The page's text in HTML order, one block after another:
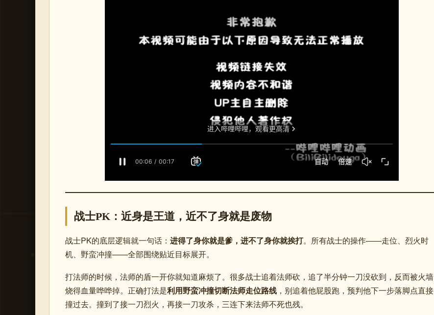
战士PK：近身是王道，近不了身就是废物
战士PK的底层逻辑就一句话： 进得了身你就是爹，进不了身你就挨打。所有战士的操作——走位、烈火时
机、野蛮冲撞——全部围绕贴近目标展开。
打法师的时候，法师的盾一开你就知道麻烦了。很多战士追着法师砍，追了半分钟一刀没砍到，反而被火墙
烧得血量哗哗掉。正确打法是利用野蛮冲撞切断法师走位路线 ，别追着他屁股跑，预判他下一步落脚点直接
撞过去。撞到了接一刀烈火，再接一刀攻杀，三连下来法师不死也残。